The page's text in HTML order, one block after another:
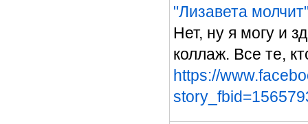
"Лизавета
Нет, ну я могу и
коллаж. Все те,
https://